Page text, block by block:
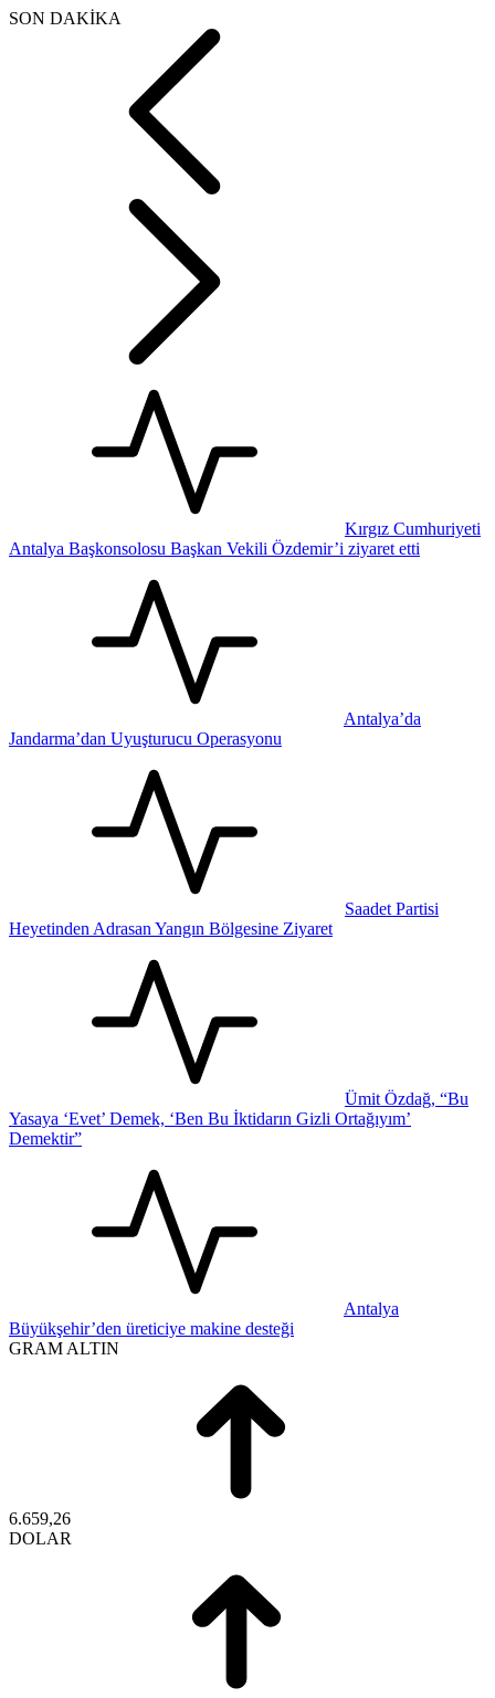
SON DAKİKA
Kırgız Cumhuriyeti
Antalya Başkonsolosu Başkan Vekili Özdemir’i ziyaret etti
Antalya’da
Jandarma’dan Uyuşturucu Operasyonu
Saadet Partisi
Heyetinden Adrasan Yangın Bölgesine Ziyaret
Ümit Özdağ, “Bu
Yasaya ‘Evet’ Demek, ‘Ben Bu İktidarın Gizli Ortağıyım’
Demektir”
Antalya
Büyükşehir’den üreticiye makine desteği
GRAM ALTIN
6.659,26
DOLAR